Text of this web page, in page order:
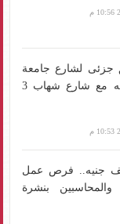
جزئى لشارع جامعة
الدول العربية بتقاطعه مع شارع شهاب 3
تصل لـ16 ألف جنيه.. فرص عمل
والمحاسبين بنشرة